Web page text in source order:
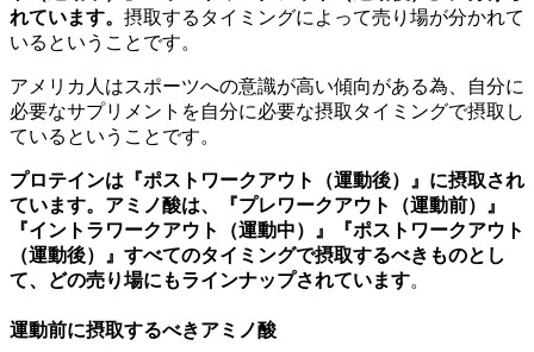
れています。 摂取するタイミングによって売り場が分かれて
いるということです。
アメリカ人はスポーツへの意識が高い傾向がある為、自分に
必要なサプリメントを自分に必要な摂取タイミングで摂取し
ているということです。
プロテインは『ポストワークアウト（運動後）』に摂取され
ています。アミノ酸は、『プレワークアウト（運動前）』
『イントラワークアウト（運動中）』『ポストワークアウト
（運動後）』すべてのタイミングで摂取するべきものとし
て、どの売り場にもラインナップされています。
運動前に摂取するべきアミノ酸